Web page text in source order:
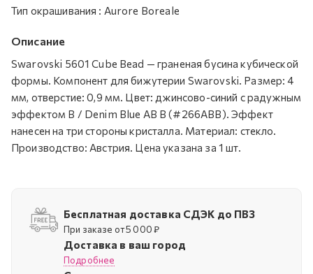
Тип окрашивания : Aurore Boreale
Описание
Swarovski 5601 Cube Bead — граненая бусина кубической
формы. Компонент для бижутерии Swarovski. Размер: 4
мм, отверстие: 0,9 мм. Цвет: джинсово-синий с радужным
эффектом B / Denim Blue AB B (#266ABB). Эффект
нанесен на три стороны кристалла. Материал: стекло.
Производство: Австрия. Цена указана за 1 шт.
Бесплатная доставка СДЭК до ПВЗ
При заказе от 5 000 ₽
Доставка в ваш город
Подробнее